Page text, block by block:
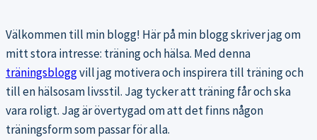
Välkommen till min blogg! Här på min blogg skriver jag om
mitt stora intresse: träning och hälsa. Med denna
träningsbloggvill jag motivera och inspirera till träning och
till en hälsosam livsstil. Jag tycker att träning får och ska
vara roligt. Jag är övertygad om att det finns någon
träningsform som passar för alla.